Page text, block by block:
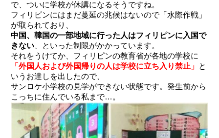
で、ついに学校が休講になるそうですね。
フィリピンにはまだ蔓延の兆候はないので「水際作戦」
が取られており、
中国、韓国の一部地域に行った人はフィリピンに入国で
きない 、といった制限がかかっています。
それをうけてか、フィリピンの教育省が各地の学校に
「外国人および外国帰りの人は学校に立ち入り禁止」 と
いうお達しを出したので、
サンロケ小学校の見学ができない状態です。発生前から
こっちに住んでいる私まで…。